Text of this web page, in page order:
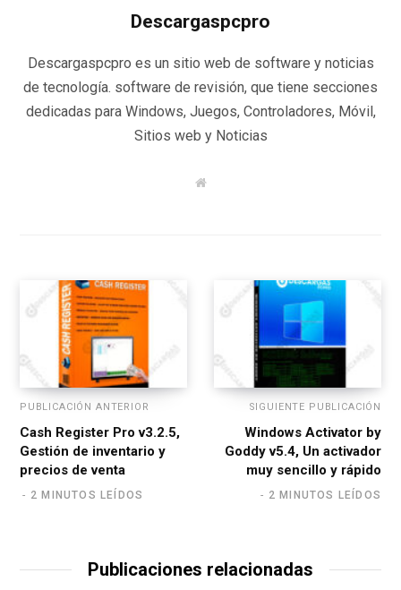
Descargaspcpro
Descargaspcpro es un sitio web de software y noticias
de tecnología. software de revisión, que tiene secciones
dedicadas para Windows, Juegos, Controladores, Móvil,
Sitios web y Noticias
W
PUBLICACIÓN ANTERIOR
Cash Register Pro v3.2.5,
Gestión de inventario y
precios de venta
2 MINUTOS LEÍDOS
SIGUIENTE PUBLICACIÓN
Windows Activator by
Goddy v5.4, Un activador
muy sencillo y rápido
2 MINUTOS LEÍDOS
Publicaciones relacionadas